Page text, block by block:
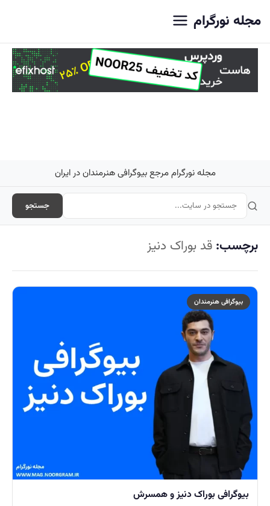
مجله نورگرام
مجله نورگرام مرجع بیوگرافی هنرمندان در ایران
جستجو
برچسب: قد بوراک دنیز
بیوگرافی هنرمندان
بیوگرافی بوراک دنیز و همسرش